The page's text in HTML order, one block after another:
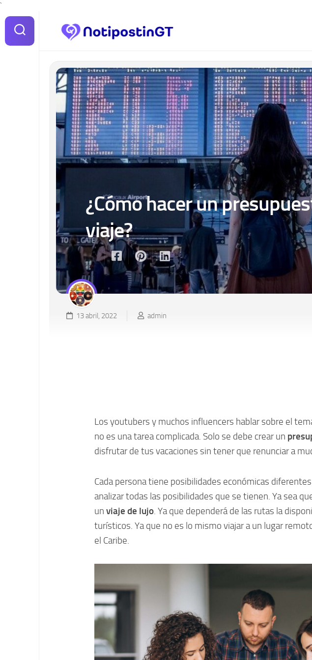
`Skip
to
content
¿Cómo hacer un
viaje?
13 abril, 2022 admin
Los youtubers y muchos influencers hablar sobre el
no es una tarea complicada. Solo se debe crear un
disfrutar de tus vacaciones sin tener que renunciar a
Cada persona tiene posibilidades económicas
analizar todas las posibilidades que se tienen. Ya sea
un viaje de lujo. Ya que dependerá de las rutas la
turísticos. Ya que no es lo mismo viajar a un lugar
el Caribe.